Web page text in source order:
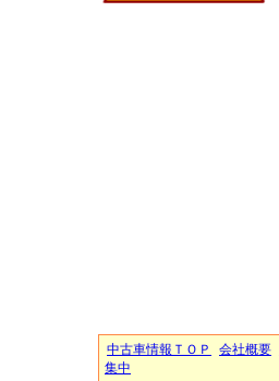
中古車情報ＴＯＰ 会社概要
集中